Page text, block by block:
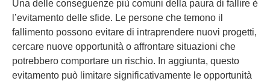
Una delle conseguenze più comuni della paura di fallire è
l’evitamento delle sfide. Le persone che temono il
fallimento possono evitare di intraprendere nuovi progetti,
cercare nuove opportunità o affrontare situazioni che
potrebbero comportare un rischio. In aggiunta, questo
evitamento può limitare significativamente le opportunità